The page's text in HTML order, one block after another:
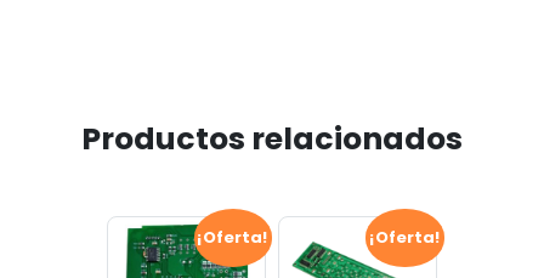
Productos relacionados
¡Oferta! ¡Oferta!